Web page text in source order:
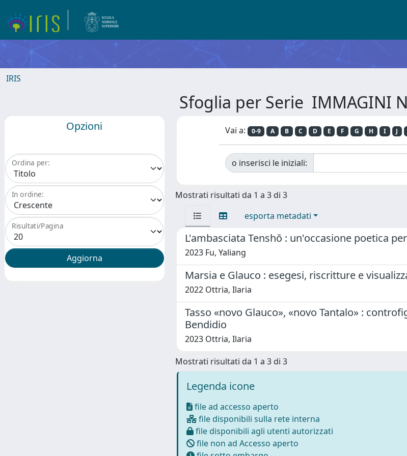
IRIS
Sfoglia per Serie IMMAGINI
Opzioni
Ordina per:
In ordine:
Risultati/Pagina
Vai a: 0-9 A B C D E F G H I J
o inserisci le iniziali:
Mostrati risultati da 1 a 3 di 3
esporta metadati
L'ambasciata Tenshō : un'occasione poetica
2023 Fu, Yaliang
Marsia e Glauco : esegesi, riscritture e
2022 Ottria, Ilaria
Tasso «novo Glauco», «novo Tantalo» :
Bendidio
2023 Ottria, Ilaria
Mostrati risultati da 1 a 3 di 3
Legenda icone
file ad accesso aperto
file disponibili sulla rete interna
file disponibili agli utenti autorizzati
file non ad Accesso aperto